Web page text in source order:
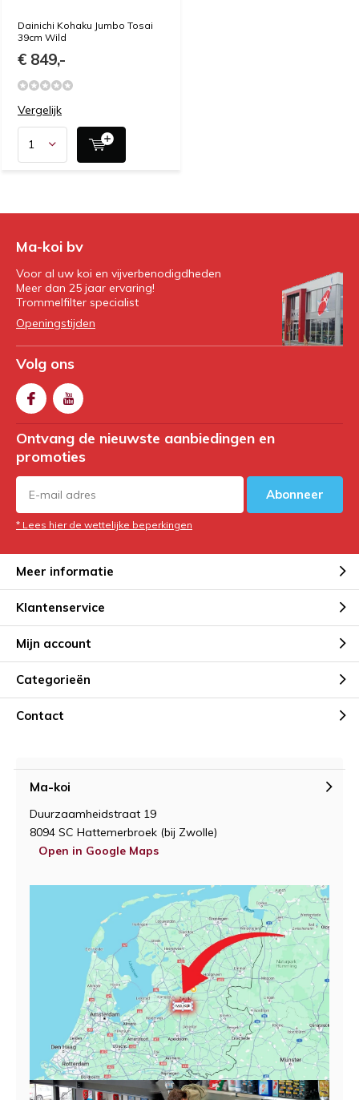
Dainichi Kohaku Jumbo Tosai
39cm Wild
€ 849,-
Vergelijk
Ma-koi bv
Voor al uw koi en vijverbenodigdheden
Meer dan 25 jaar ervaring!
Trommelfilter specialist
Openingstijden
Volg ons
Ontvang de nieuwste aanbiedingen en
promoties
Abonneer
* Lees hier de wettelijke beperkingen
Meer informatie
Klantenservice
Mijn account
Categorieën
Contact
Ma-koi
Duurzaamheidstraat 19
8094 SC Hattemerbroek (bij Zwolle)
Open in Google Maps